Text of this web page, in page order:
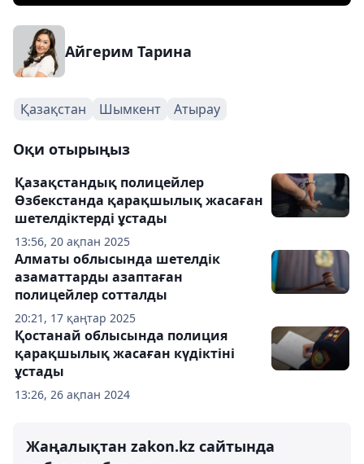
Айгерим Тарина
Қазақстан Шымкент Атырау
Оқи отырыңыз
13:56, 20 ақпан 2025
Қазақстандық полицейлер
Өзбекстанда қарақшылық жасаған
шетелдіктерді ұстады
20:21, 17 қаңтар 2025
Алматы облысында шетелдік
азаматтарды азаптаған
полицейлер сотталды
13:26, 26 ақпан 2024
Қостанай облысында полиция
қарақшылық жасаған күдіктіні
ұстады
Жаңалықтан zakon.kz сайтында